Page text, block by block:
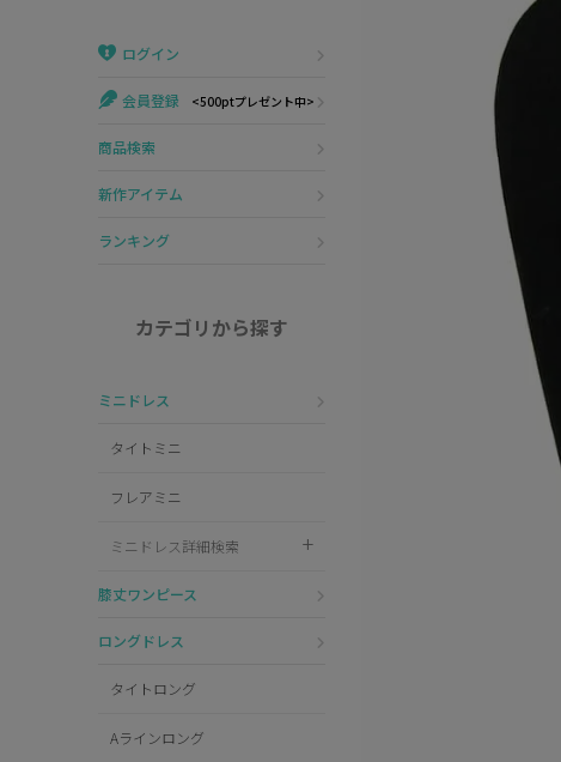
GLAMOROUS
ログイン
会員登録 <500ptプレゼント中>
商品検索
新作アイテム
ランキング
カテゴリから探す
ミニドレス
タイトミニ
フレアミニ
ミニドレス詳細検索
膝丈ワンピース
ロングドレス
タイトロング
Aラインロング